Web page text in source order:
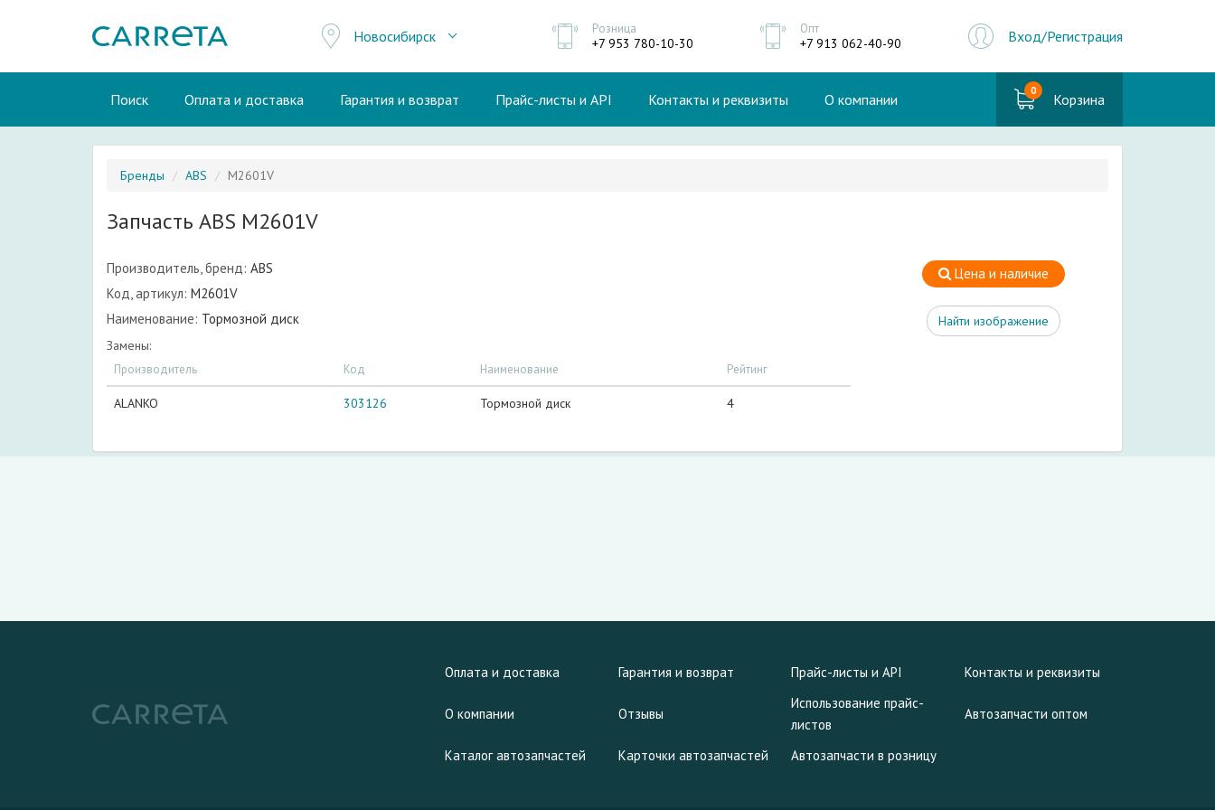
Новосибирск Розница
+7 953 780-10-30
Опт
+7 913 062-40-90 Вход/Регистрация
Поиск Оплата и доставка Гарантия и возврат Прайс-листы и API Контакты и реквизиты О компании 0 Корзина
Бренды ABS M2601V
Запчасть ABS M2601V
Производитель, бренд: ABS
Код, артикул: M2601V
Наименование: Тормозной диск
Замены:
Производитель Код Наименование Рейтинг
ALANKO 303126 Тормозной диск 4
Цена и наличие
Найти изображение
Оплата и доставка Гарантия и возврат Прайс-листы и API Контакты и реквизиты
О компании Отзывы
Использование прайс-
листов
Автозапчасти оптом
Каталог автозапчастей Карточки автозапчастей Автозапчасти в розницу